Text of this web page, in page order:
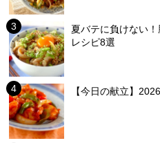
夏バテに負けない
レシピ8選
【今日の献立】